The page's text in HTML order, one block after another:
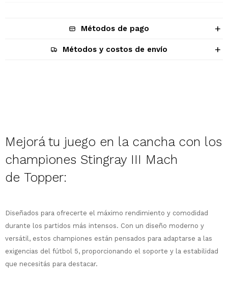
Métodos de pago
Métodos y costos de envío
Mejorá tu juego en la cancha con los
championes Stingray III Mach
de Topper:
Diseñados para ofrecerte el máximo rendimiento y comodidad
durante los partidos más intensos. Con un diseño moderno y
versátil, estos championes están pensados para adaptarse a las
exigencias del fútbol 5, proporcionando el soporte y la estabilidad
que necesitás para destacar.
Comprá ahora y Pagá
Después, hasta en 12
cuotas y sin tocar tu
tarjeta de crédito
¡Sumate a la forma más ágil de
en 12 cuotas * ¡Solo con tu cédula!
* sujeto aprobación crediticia.
Verifica si estás calificado para comprar
con Pago Después:
Después.
Ups!
Parece que no tenes oferta, lamentamos